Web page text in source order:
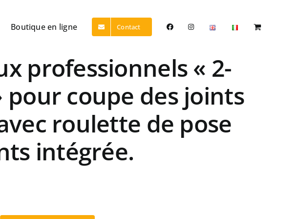
Boutique en ligne Contact
professionnels « 2-
pour coupe des joints
roulette de pose
intégrée.